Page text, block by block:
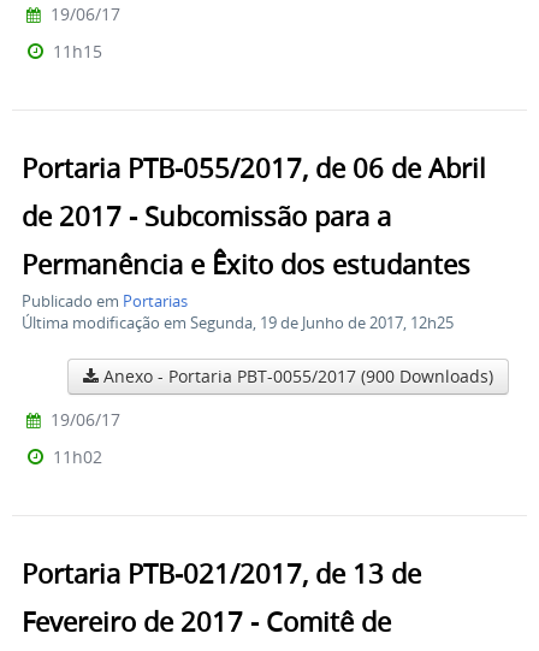
19/06/17
11h15
Portaria PTB-055/2017, de 06 de Abril
de 2017 - Subcomissão para a
Permanência e Êxito dos estudantes
Publicado em Portarias
Última modificação em Segunda, 19 de Junho de 2017, 12h25
Anexo - Portaria PBT-0055/2017 (900 Downloads)
19/06/17
11h02
Portaria PTB-021/2017, de 13 de
Fevereiro de 2017 - Comitê de